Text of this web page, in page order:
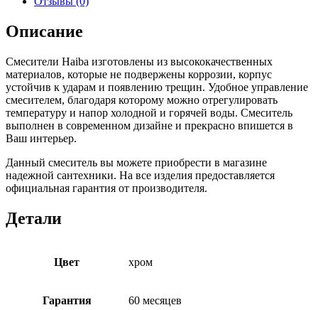
Описание
Смесители Haiba изготовлены из высококачественных
материалов, которые не подвержены коррозии, корпус
устойчив к ударам и появлению трещин. Удобное управление
смесителем, благодаря которому можно отрегулировать
температуру и напор холодной и горячей воды. Смеситель
выполнен в современном дизайне и прекрасно впишется в
Ваш интерьер.
Данный смеситель вы можете приобрести в магазине
надежной сантехники. На все изделия предоставляется
официальная гарантия от производителя.
Детали
Цвет хром
Гарантия 60 месяцев